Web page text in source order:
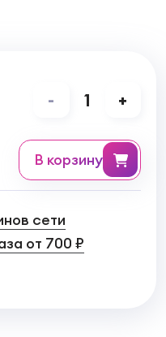
- 1 +
в корзину
сети
от 700 ₽